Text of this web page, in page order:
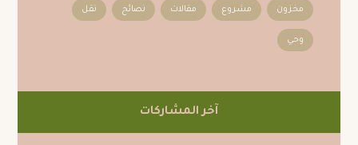
مخزون مشروع مقالات نصائح نقل
وحي
آخر المشاركات